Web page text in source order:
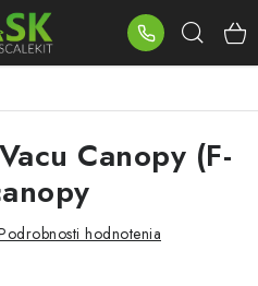
Canopy (F-
hodnotenia